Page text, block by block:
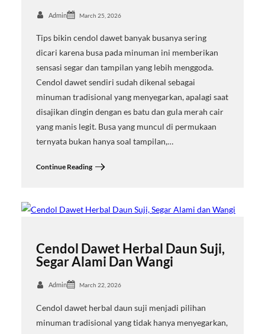
Admin March 25, 2026
Tips bikin cendol dawet banyak busanya sering
dicari karena busa pada minuman ini memberikan
sensasi segar dan tampilan yang lebih menggoda.
Cendol dawet sendiri sudah dikenal sebagai
minuman tradisional yang menyegarkan, apalagi saat
disajikan dingin dengan es batu dan gula merah cair
yang manis legit. Busa yang muncul di permukaan
ternyata bukan hanya soal tampilan,…
Continue Reading
Cendol Dawet Herbal Daun Suji,
Segar Alami Dan Wangi
Admin March 22, 2026
Cendol dawet herbal daun suji menjadi pilihan
minuman tradisional yang tidak hanya menyegarkan,